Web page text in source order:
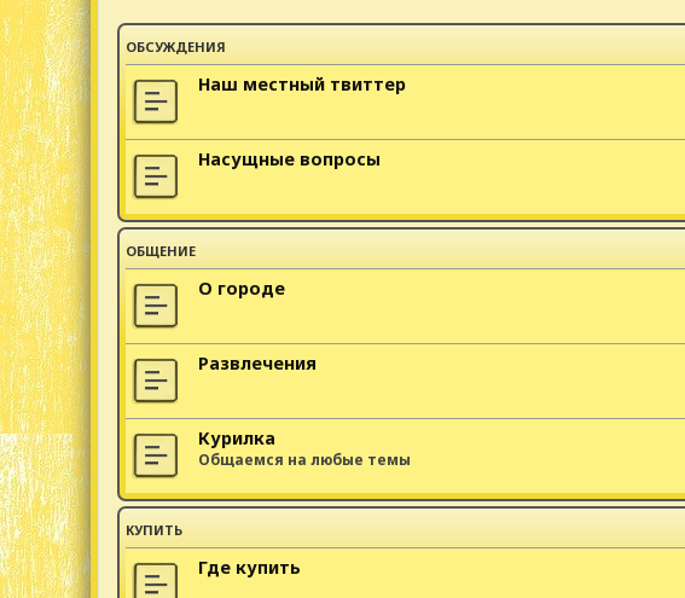
ОБСУЖДЕНИЯ
Наш местный твиттер
Насущные вопросы
ОБЩЕНИЕ
О городе
Развлечения
Курилка
Общаемся на любые темы
КУПИТЬ
Где купить